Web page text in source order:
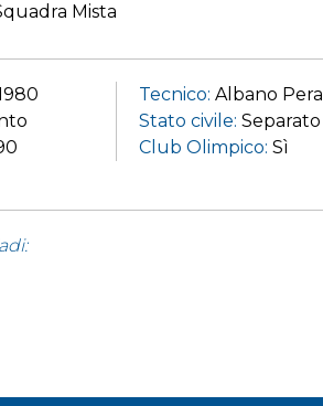
Mista
Tecnico: Albano Pera
Stato civile: Separato
Club Olimpico: Sì